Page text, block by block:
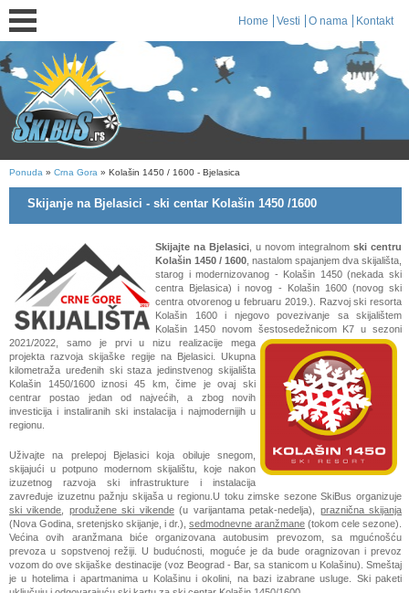
Home Vesti O nama Kontakt
Ponuda » Crna Gora » Kolašin 1450 / 1600 - Bjelasica
Skijanje na Bjelasici - ski centar Kolašin 1450 /1600
Skijajte na Bjelasici , u novom integralnomski centru
Kolašin 1450 / 1600 , nastalom spajanjem dva skijališta,
starog i modernizovanog - Kolašin 1450 (nekada ski
centra Bjelasica) i novog - Kolašin 1600 (novog ski
centra otvorenog u februaru 2019.). Razvoj ski resorta
Kolašin 1600 i njegovo povezivanje sa skijalištem
Kolašin 1450 novom šestosedežnicom K7 u sezoni
2021/2022, samo je prvi u nizu realizacije mega
projekta razvoja skijaške regije na Bjelasici. Ukupna
kilometraža uređenih ski staza jedinstvenog skijališta
Kolašin 1450/1600 iznosi 45 km, čime je ovaj ski
centrar postao jedan od najvećih, a zbog novih
investicija i instaliranih ski instalacija i najmodernijih u
regionu.
Uživajte na prelepoj Bjelasici koja obiluje snegom,
skijajući u potpuno modernom skijalištu, koje nakon
izuzetnog razvoja ski infrastrukture i instalacija
zavređuje izuzetnu pažnju skijaša u regionu.U toku zimske sezone SkiBus organizuje
ski vikende
produžene ski vikende(u varijantama petak-nedelja), praznična skijanja
(Nova Godina, sretenjsko skijanje, i dr.),sedmodnevne aranžmane (tokom cele sezone).
Većina ovih aranžmana biće organizovana autobusim prevozom, sa mgućnošću
prevoza u sopstvenoj režiji. U budućnosti, moguće je da bude oragnizovan i prevoz
vozom do ove skijaške destinacije (voz Beograd - Bar, sa stanicom u Kolašinu). Smeštaj
je u hotelima i apartmanima u Kolašinu i okolini, na bazi izabrane usluge. Ski paketi